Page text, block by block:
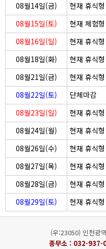
08월14일(금)
현재 휴식
08월15일(토)
현재 체험
08월16일(일)
현재 휴식
08월18일(화)
현재 휴식
08월21일(금)
현재 휴식
08월22일(토)
단체마감
08월23일(일)
현재 휴식
08월24일(월)
현재 휴식
08월26일(수)
현재 휴식
08월27일(목)
현재 휴식
08월28일(금)
현재 휴식
08월29일(토)
현재 휴식
(우:23050) 인천광
종무소 : 032-937-